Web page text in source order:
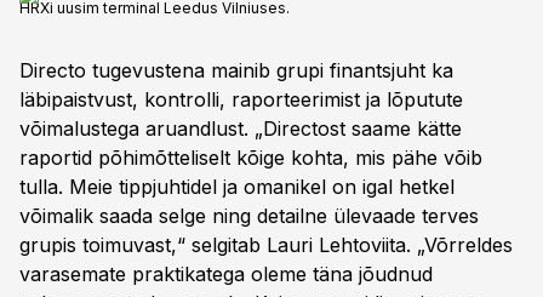
HRXi uusim terminal Leedus Vilniuses.
Directo tugevustena mainib grupi finantsjuht ka
läbipaistvust, kontrolli, raporteerimist ja lõputute
võimalustega aruandlust. „Directost saame kätte
raportid põhimõtteliselt kõige kohta, mis pähe võib
tulla. Meie tippjuhtidel ja omanikel on igal hetkel
võimalik saada selge ning detailne ülevaade terves
grupis toimuvast,“ selgitab Lauri Lehtoviita. „Võrreldes
varasemate praktikatega oleme täna jõudnud